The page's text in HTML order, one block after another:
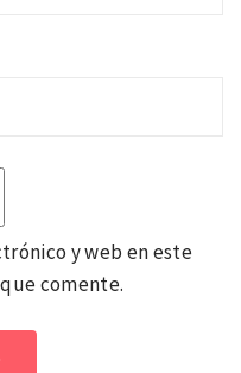
y web en este
comente.